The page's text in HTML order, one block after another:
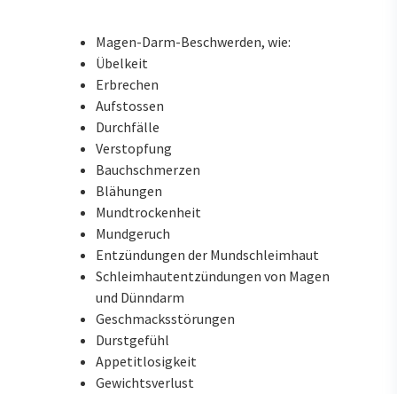
Magen-Darm-Beschwerden, wie:
Übelkeit
Erbrechen
Aufstossen
Durchfälle
Verstopfung
Bauchschmerzen
Blähungen
Mundtrockenheit
Mundgeruch
Entzündungen der Mundschleimhaut
Schleimhautentzündungen von Magen
und Dünndarm
Geschmacksstörungen
Durstgefühl
Appetitlosigkeit
Gewichtsverlust